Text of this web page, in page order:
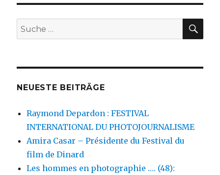
Suche
nach:
NEUESTE BEITRÄGE
Raymond Depardon : FESTIVAL
INTERNATIONAL DU PHOTOJOURNALISME
Amira Casar – Présidente du Festival du
film de Dinard
Les hommes en photographie …. (48):